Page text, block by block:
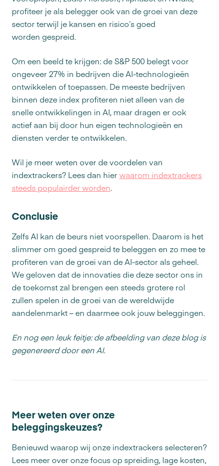
profiteer je als belegger ook van de groei van deze
sector terwijl je kansen en risico’s goed
worden gespreid.
Om een beeld te krijgen: de S&P 500 belegt voor
ongeveer 27% in bedrijven die AI-technologieën
ontwikkelen of toepassen. De meeste bedrijven
binnen deze index profiteren niet alleen van de
snelle ontwikkelingen in AI, maar dragen er ook
actief aan bij door hun eigen technologieën en
diensten verder te ontwikkelen.
Wil je meer weten over de voordelen van
indextrackers? Lees dan hierwaarom indextrackers
steeds populairder worden.
Conclusie
Zelfs AI kan de beurs niet voorspellen. Daarom is het
slimmer om goed gespreid te beleggen en zo mee te
profiteren van de groei van de AI-sector als geheel.
We geloven dat de innovaties die deze sector ons in
de toekomst zal brengen een steeds grotere rol
zullen spelen in de groei van de wereldwijde
aandelenmarkt – en daarmee ook jouw beleggingen.
En nog een leuk feitje: de afbeelding van deze blog is
gegenereerd door een AI.
Meer weten over onze
beleggingskeuzes?
Benieuwd waarop wij onze indextrackers selecteren?
Lees meer over onze focus op spreiding, lage kosten,